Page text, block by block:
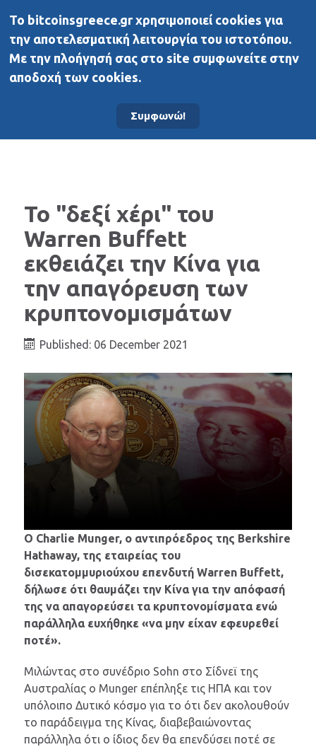
BitcoinsGreece
Νέα
To "δεξί χέρι" του
Warren Buffett
εκθειάζει την Κίνα για
την απαγόρευση των
κρυπτονομισμάτων
Published: 06 December 2021
Ο Charlie Munger, ο αντιπρόεδρος της Berkshire
Hathaway, της εταιρείας του
δισεκατομμυριούχου επενδυτή Warren Buffett,
δήλωσε ότι θαυμάζει την Κίνα για την απόφασή
της να απαγορεύσει τα κρυπτονομίσματα ενώ
παράλληλα ευχήθηκε «να μην είχαν εφευρεθεί
ποτέ».
Μιλώντας στο συνέδριο Sohn στο Σίδνεϊ της
Αυστραλίας ο Munger επέπληξε τις ΗΠΑ και τον
υπόλοιπο Δυτικό κόσμο για το ότι δεν ακολουθούν
το παράδειγμα της Κίνας, διαβεβαιώνοντας
παράλληλα ότι ο ίδιος δεν θα επενδύσει ποτέ σε
To bitcoinsgreece.gr χρησιμοποιεί cookies για
την αποτελεσματική λειτουργία του ιστοτόπου.
Με την πλοήγησή σας στο site συμφωνείτε στην
αποδοχή των cookies.
Συμφωνώ!